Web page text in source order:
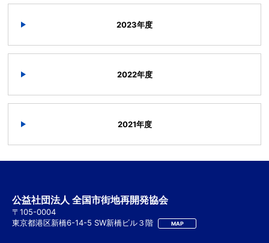
2023年度
2022年度
2021年度
公益社団法人 全国市街地再開発協会
〒105-0004
東京都港区新橋6-14-5 SW新橋ビル３階
MAP